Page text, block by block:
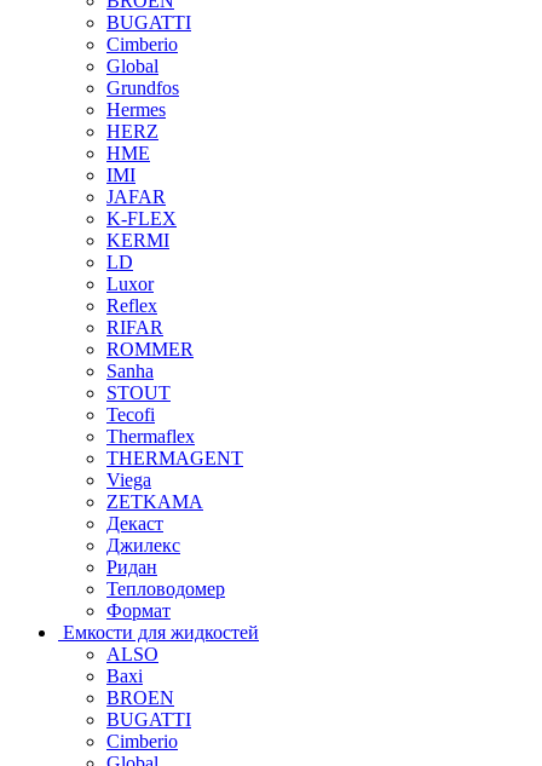
BUGATTI
Cimberio
Global
Grundfos
Hermes
HERZ
HME
IMI
JAFAR
K-FLEX
KERMI
LD
Luxor
Reflex
RIFAR
ROMMER
Sanha
STOUT
Tecofi
Thermaflex
THERMAGENT
Viega
ZETKAMA
Декаст
Джилекс
Ридан
Тепловодомер
Формат
Емкости для жидкостей
ALSO
Baxi
BROEN
BUGATTI
Cimberio